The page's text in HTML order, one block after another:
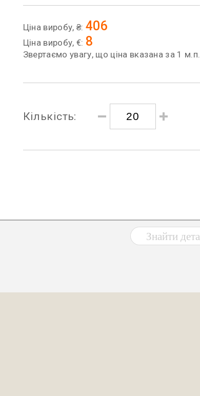
Ціна виробу, ₴: 406
Ціна виробу, €: 8
Звертаємо увагу, що ціна вказана за 1 м.п.
Кількість: